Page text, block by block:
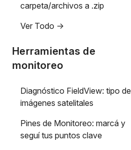
carpeta/archivos a .zip
Ver Todo ->
Herramientas de
monitoreo
Diagnóstico FieldView: tipo de
imágenes satelitales
Pines de Monitoreo: marcá y
seguí tus puntos clave